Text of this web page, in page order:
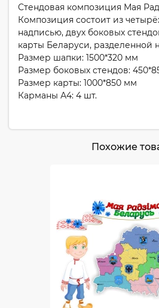
Стендовая композиция Мая
Композиция состоит из
надписью, двух боковых
карты Беларуси, разделенной
Размер шапки: 1500*320 мм
Размер боковых стендов:
Размер карты: 1000*850 мм
Карманы А4: 4 шт.
Похожие